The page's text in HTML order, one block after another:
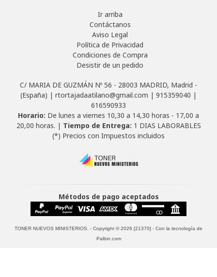
Ir arriba
Contáctanos
Aviso Legal
Política de Privacidad
Condiciones de Compra
Desistir de un pedido
C/ MARIA DE GUZMÁN Nº 56 - 28003 MADRID, Madrid -
(España) | rtortajadaatilano@gmail.com | 915359040 |
616590933
Horario: De lunes a viernes 10,30 a 14,30 horas - 17,00 a
20,00 horas. | Tiempo de Entrega: 1 DIAS LABORABLES
(*) Precios con Impuestos incluidos
Métodos de pago aceptados
TONER NUEVOS MINISTERIOS. - Copyright © 2026 [21370] - Con la tecnología de
Palbin.com